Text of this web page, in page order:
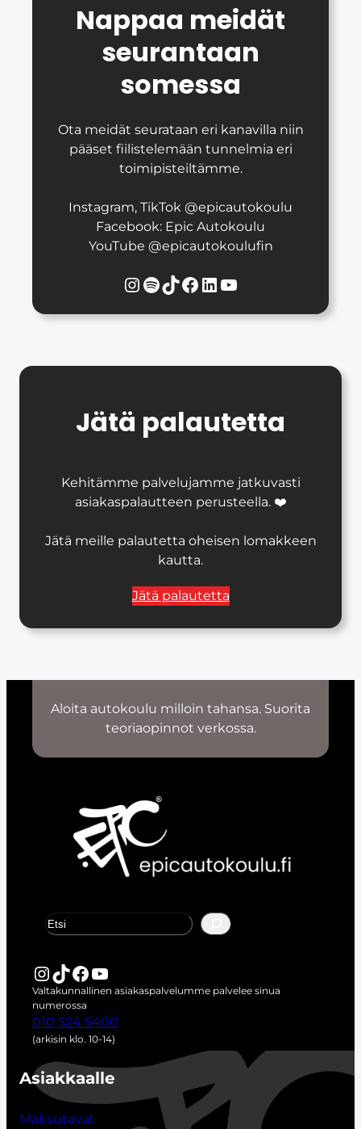
Nappaa meidät
seurantaan
somessa
Ota meidät seurataan eri kanavilla niin
pääset fiilistelemään tunnelmia eri
toimipisteiltämme.
Instagram, TikTok @epicautokoulu
Facebook: Epic Autokoulu
YouTube @epicautokoulufin
Instagram
Spotify
TikTok
Facebook
LinkedIn
YouTube
Jätä palautetta
Kehitämme palvelujamme jatkuvasti
asiakaspalautteen perusteella. ❤️
Jätä meille palautetta oheisen lomakkeen
kautta.
Jätä palautetta
Aloita autokoulu milloin tahansa. Suorita
teoriaopinnot verkossa.
InstagramTikTok Facebook YouTube
Valtakunnallinen asiakaspalvelumme palvelee sinua
numerossa
010 524 5400
(arkisin klo. 10-14)
Asiakkaalle
Maksutavat